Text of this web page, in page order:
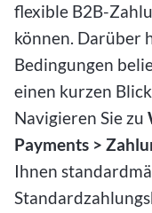
flexible B2B-
können. Darüber
Bedingungen
einen kurzen
Navigieren Sie zu
Payments >
Ihnen